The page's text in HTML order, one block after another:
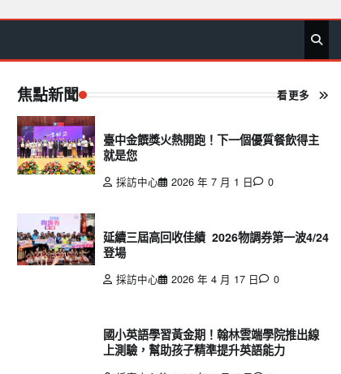
首 要 娛 生 社 文 公 運 旅 政 地
方
專
欄
焦點新聞 看更多
臺中金饌獎火熱開跑！下一個優質餐飲得主
就是您
採訪中心 2026 年 7 月 1 日 0
延續三屆高回收佳績 2026物調券第一波4/24
登場
採訪中心 2026 年 4 月 17 日 0
國小英語學習黃金期！翰林雲端學院推出線
上測驗，幫助孩子精準提升英語能力